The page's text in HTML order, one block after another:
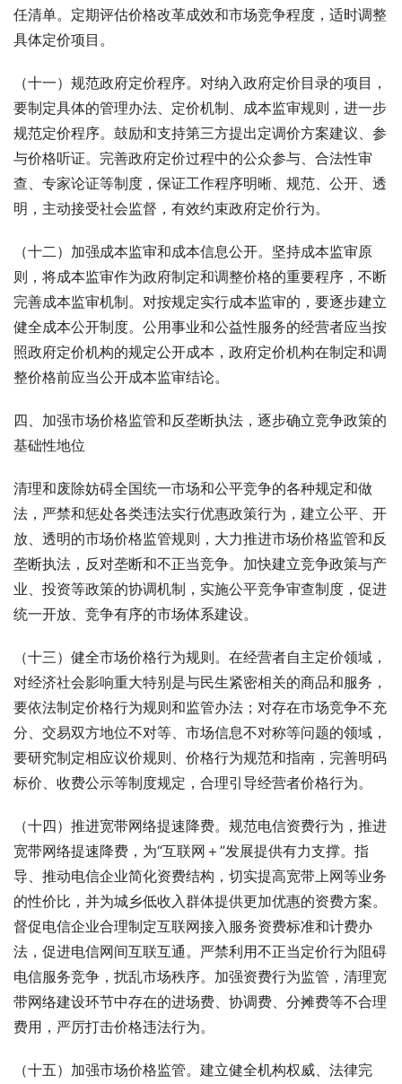
任清单。定期评估价格改革成效和市场竞争程度，适时调整
具体定价项目。
（十一）规范政府定价程序。对纳入政府定价目录的项目，
要制定具体的管理办法、定价机制、成本监审规则，进一步
规范定价程序。鼓励和支持第三方提出定调价方案建议、参
与价格听证。完善政府定价过程中的公众参与、合法性审
查、专家论证等制度，保证工作程序明晰、规范、公开、透
明，主动接受社会监督，有效约束政府定价行为。
（十二）加强成本监审和成本信息公开。坚持成本监审原
则，将成本监审作为政府制定和调整价格的重要程序，不断
完善成本监审机制。对按规定实行成本监审的，要逐步建立
健全成本公开制度。公用事业和公益性服务的经营者应当按
照政府定价机构的规定公开成本，政府定价机构在制定和调
整价格前应当公开成本监审结论。
四、加强市场价格监管和反垄断执法，逐步确立竞争政策的
基础性地位
清理和废除妨碍全国统一市场和公平竞争的各种规定和做
法，严禁和惩处各类违法实行优惠政策行为，建立公平、开
放、透明的市场价格监管规则，大力推进市场价格监管和反
垄断执法，反对垄断和不正当竞争。加快建立竞争政策与产
业、投资等政策的协调机制，实施公平竞争审查制度，促进
统一开放、竞争有序的市场体系建设。
（十三）健全市场价格行为规则。在经营者自主定价领域，
对经济社会影响重大特别是与民生紧密相关的商品和服务，
要依法制定价格行为规则和监管办法；对存在市场竞争不充
分、交易双方地位不对等、市场信息不对称等问题的领域，
要研究制定相应议价规则、价格行为规范和指南，完善明码
标价、收费公示等制度规定，合理引导经营者价格行为。
（十四）推进宽带网络提速降费。规范电信资费行为，推进
宽带网络提速降费，为“互联网＋”发展提供有力支撑。指
导、推动电信企业简化资费结构，切实提高宽带上网等业务
的性价比，并为城乡低收入群体提供更加优惠的资费方案。
督促电信企业合理制定互联网接入服务资费标准和计费办
法，促进电信网间互联互通。严禁利用不正当定价行为阻碍
电信服务竞争，扰乱市场秩序。加强资费行为监管，清理宽
带网络建设环节中存在的进场费、协调费、分摊费等不合理
费用，严厉打击价格违法行为。
（十五）加强市场价格监管。建立健全机构权威、法律完